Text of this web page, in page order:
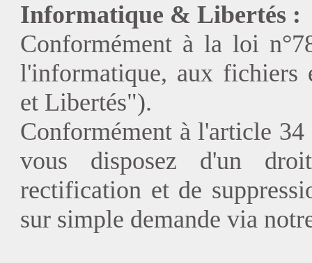
Informatique & Libertés :
Conformément à la loi
l'informatique, aux
et Libertés").
Conformément à l'article
vous disposez d'un
rectification et de
sur simple demande via